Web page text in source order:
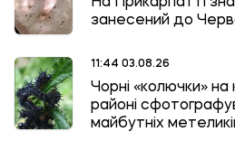
занесений до
11:44 03.08.26
Чорні «колючки» на
районі
майбутніх